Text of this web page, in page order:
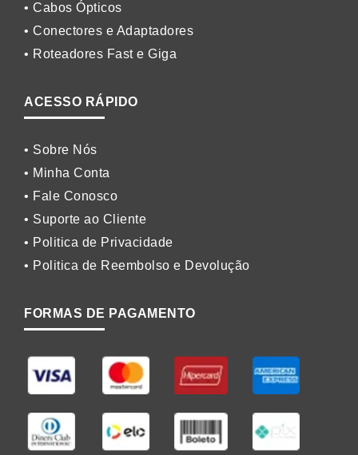
• Cabos Ópticos
• Conectores e Adaptadores
• Roteadores Fast e Giga
ACESSO RÁPIDO
• Sobre Nós
• Minha Conta
• Fale Conosco
• Suporte ao Cliente
• Politica de Privacidade
• Politica de Reembolso e Devolução
FORMAS DE PAGAMENTO